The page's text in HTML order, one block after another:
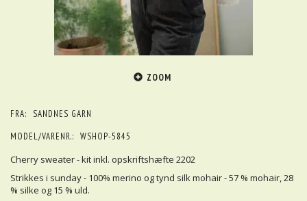
ZOOM
FRA:
SANDNES GARN
MODEL/VARENR.: WSHOP-5845
Cherry sweater - kit inkl. opskriftshæfte 2202
Strikkes i sunday - 100% merino og tynd silk mohair - 57 % mohair, 28
% silke og 15 % uld.